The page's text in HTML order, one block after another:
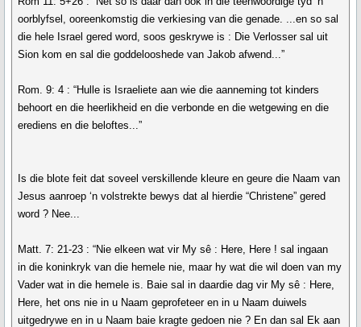
oorblyfsel, ooreenkomstig die verkiesing van die genade. ...en so sal
die hele Israel gered word, soos geskrywe is : Die Verlosser sal uit
Sion kom en sal die goddelooshede van Jakob afwend...”
Rom. 9: 4 : “Hulle is Israeliete aan wie die aanneming tot kinders
behoort en die heerlikheid en die verbonde en die wetgewing en die
erediens en die beloftes...”
Is die blote feit dat soveel verskillende kleure en geure die Naam van
Jesus aanroep ‘n volstrekte bewys dat al hierdie “Christene” gered
word ? Nee...
Matt. 7: 21-23 : “Nie elkeen wat vir My sê : Here, Here ! sal ingaan
in die koninkryk van die hemele nie, maar hy wat die wil doen van my
Vader wat in die hemele is. Baie sal in daardie dag vir My sê : Here,
Here, het ons nie in u Naam geprofeteer en in u Naam duiwels
uitgedrywe en in u Naam baie kragte gedoen nie ? En dan sal Ek aan